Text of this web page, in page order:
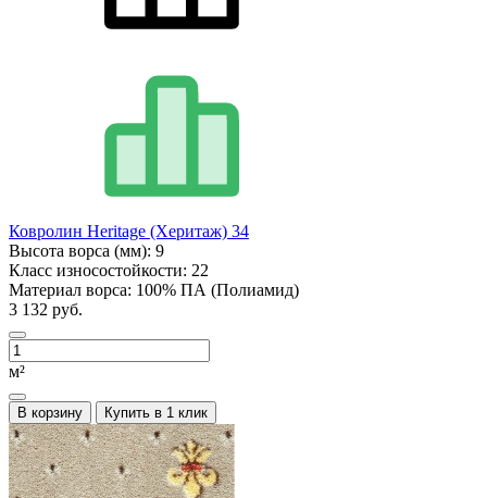
Ковролин Heritage (Херитаж) 34
Высота ворса (мм): 9
Класс износостойкости: 22
Материал ворса: 100% ПА (Полиамид)
3 132 руб.
м²
В корзину Купить в 1 клик